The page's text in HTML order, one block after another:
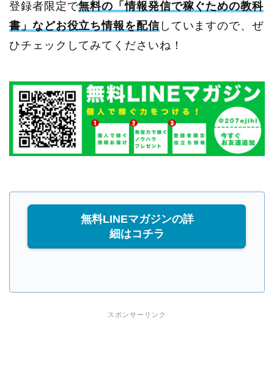
登録者限定で無料の「情報発信で稼ぐための教科
書」などお役立ち情報を配信していますので、ぜ
ひチェックしてみてくださいね！
無料LINEマガジンの詳
細はコチラ
スポンサーリンク